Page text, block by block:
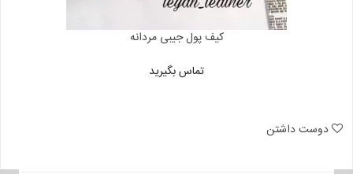
کیف پول جیبی مردانه
تماس بگیرید
دوست داشتن